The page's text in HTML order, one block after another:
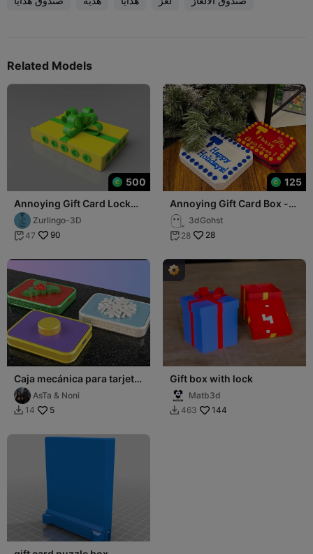
Related Models
500
Annoying Gift Card Lock
Box Zurlingo-3D
 47 90
125
Annoying Gift Card Box -
Holiday Set
3dGohst
 28 28
Caja mecánica para tarjeta
regalo / Mechanical Gift
Card Box
AsTa & Noni
 14 5
Gift box with lock
Matb3d
 463 144